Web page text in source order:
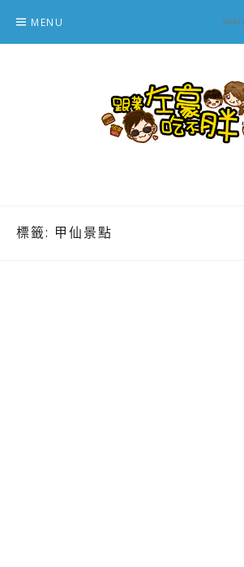
content
MENU
標籤: 甲仙景點